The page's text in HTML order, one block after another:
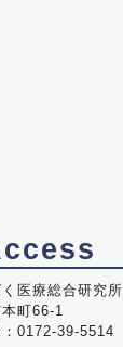
医療総合研究所
町66-1
0172-39-5514